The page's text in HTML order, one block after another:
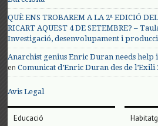
QUÈ ENS TROBAREM A LA 2ª EDICIÓ
RICART AQUEST 4 DE SETEMBRE? –
Investigació, desenvolupament i
Anarchist genius Enric Duran needs help
enComunicat d’Enric Duran des de l’Exili
Avis Legal
Educació